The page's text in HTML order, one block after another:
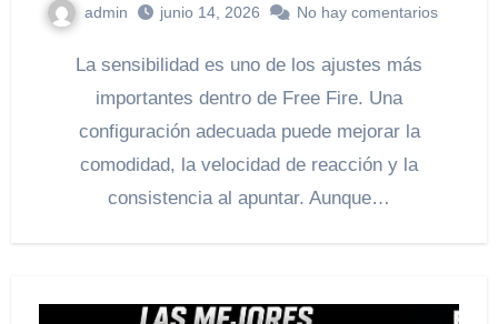
admin junio 14, 2026 No hay comentarios
La sensibilidad es uno de los ajustes más
importantes dentro de Free Fire. Una
configuración adecuada puede mejorar la
comodidad, la velocidad de reacción y la
consistencia al apuntar. Aunque…